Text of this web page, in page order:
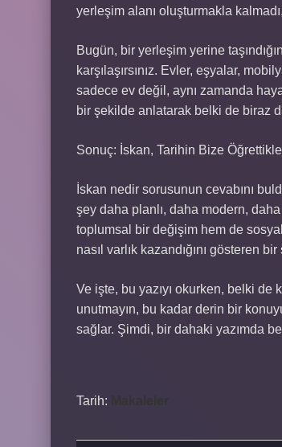
yerleşim alanı oluşturmakla
Bugün, bir yerleşim yerine
karşılaşırsınız. Evler, eşyalar,
sadece ev değil, aynı zamanda
bir şekilde anlatarak belki de biraz
Sonuç: İskan, Tarihin Bize
İskan nedir sorusunun cevabını
şey daha planlı, daha modern,
toplumsal bir değişim hem de
nasıl varlık kazandığını gösteren bir
Ve işte, bu yazıyı okurken, belki de
unutmayın, bu kadar derin bir
sağlar. Şimdi, bir dahaki yazımda
Tarih: Makaleler